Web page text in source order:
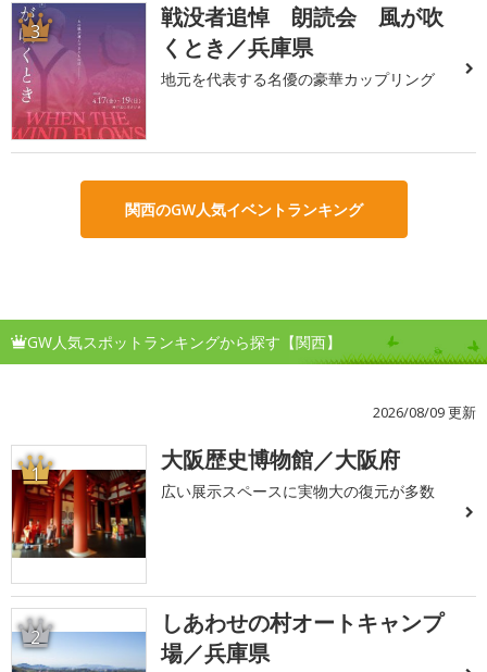
3
戦没者追悼 朗読会 風が吹
くとき／兵庫県
地元を代表する名優の豪華カップリング
関西のGW人気イベントランキング
GW人気スポットランキングから探す【関西】
2026/08/09 更新
1 大阪歴史博物館／大阪府
広い展示スペースに実物大の復元が多数
2
しあわせの村オートキャンプ
場／兵庫県